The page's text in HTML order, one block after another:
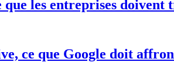
les entreprises doivent
ce que Google doit